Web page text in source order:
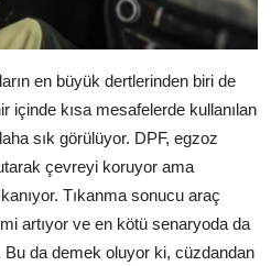
en büyük dertlerinden biri de
içinde kısa mesafelerde kullanılan
sık görülüyor. DPF, egzoz
çevreyi koruyor ama
Tıkanma sonucu araç
artıyor ve en kötü senaryoda da
da demek oluyor ki, cüzdandan